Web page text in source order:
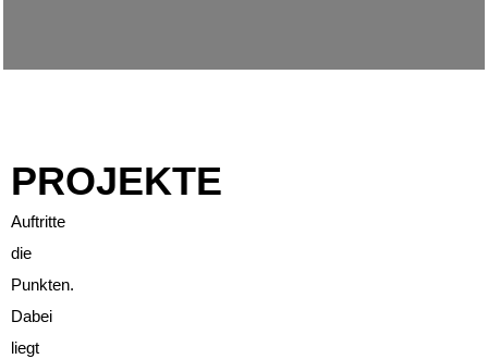
PROJEKTE
Auftritte
die
Punkten.
Dabei
liegt